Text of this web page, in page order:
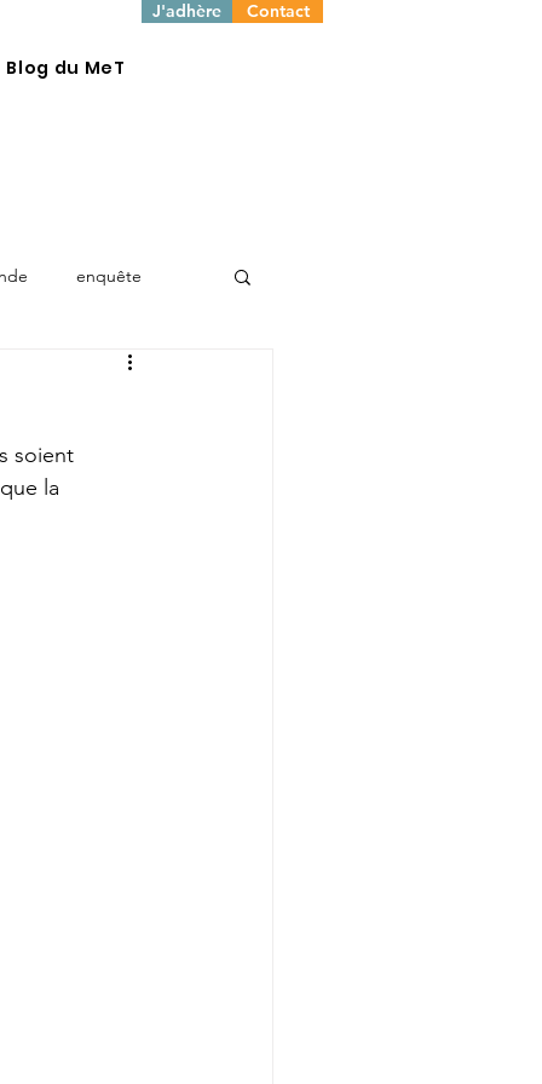
Blog du MeT
J'adhère Contact
enquête
soient
la